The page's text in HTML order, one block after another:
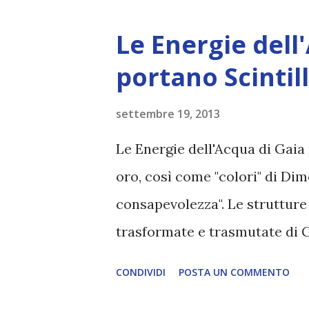
davvero vediamo i dubbi, le
che tanti di voi stanno
modi in cui conflitto e
Le Energie
portano
settembre 19, 2013
Le Energie dell'Acqua di
oro, così come "colori" di
consapevolezza". Le
trasformate e trasmutate di
CONDIVIDI POSTA UN COMMENTO